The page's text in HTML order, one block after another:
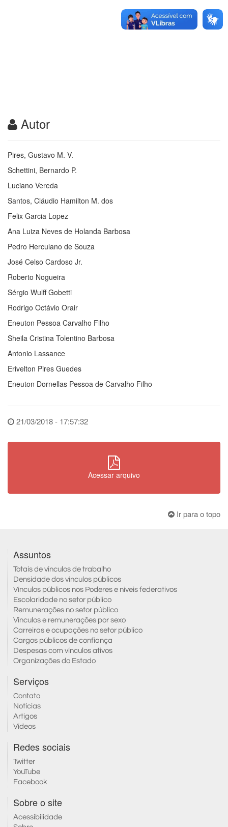
Autor
Pires, Gustavo M. V.
Schettini, Bernardo P.
Luciano Vereda
Santos, Cláudio Hamilton M. dos
Felix Garcia Lopez
Ana Luiza Neves de Holanda Barbosa
Pedro Herculano de Souza
José Celso Cardoso Jr.
Roberto Nogueira
Sérgio Wulff Gobetti
Rodrigo Octávio Orair
Eneuton Pessoa Carvalho Filho
Sheila Cristina Tolentino Barbosa
Antonio Lassance
Erivelton Pires Guedes
Eneuton Dornellas Pessoa de Carvalho Filho
21/03/2018 - 17:57:32
Acessar arquivo
Ir para o topo
Assuntos
Totais de vínculos de trabalho
Densidade dos vínculos públicos
Vínculos públicos nos Poderes e níveis federativos
Escolaridade no setor público
Remunerações no setor público
Vínculos e remunerações por sexo
Carreiras e ocupações no setor público
Cargos públicos de confiança
Despesas com vínculos ativos
Organizações do Estado
Serviços
Contato
Notícias
Artigos
Vídeos
Redes sociais
Twitter
YouTube
Facebook
Sobre o site
Acessibilidade